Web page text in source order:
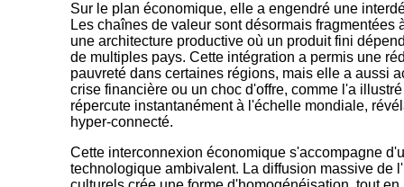
Sur le plan économique, elle a engendré une
Les chaînes de valeur sont désormais fragmentées
une architecture productive où un produit fini
de multiples pays. Cette intégration a permis une
pauvreté dans certaines régions, mais elle a aussi
crise financière ou un choc d'offre, comme l'a
répercute instantanément à l'échelle mondiale,
hyper-connecté.
Cette interconnexion économique s'accompagne
technologique ambivalent. La diffusion massive de